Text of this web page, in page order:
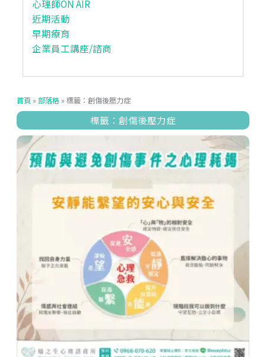
心理師ON AIR
近期活動
早期療育
企業員工講座/諮商
首頁 »部落格 »標籤：創傷後壓力症
標籤：創傷後壓力症